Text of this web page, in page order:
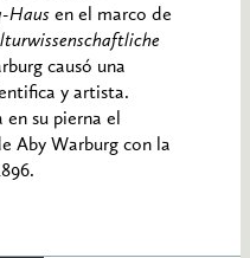
Haus en el marco de
causó una
y artista.
su pierna el
Aby Warburg con la